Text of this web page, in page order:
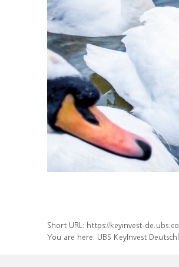
Short URL: https://keyinvest-
You are here: UBS KeyInvest